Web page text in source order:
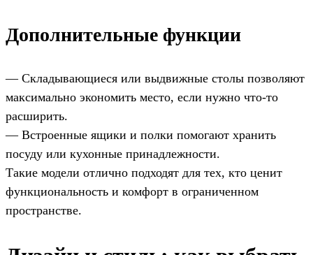
Дополнительные функции
— Складывающиеся или выдвижные столы позволяют
максимально экономить место, если нужно что-то
расширить.
— Встроенные ящики и полки помогают хранить
посуду или кухонные принадлежности.
Такие модели отлично подходят для тех, кто ценит
функциональность и комфорт в ограниченном
пространстве.